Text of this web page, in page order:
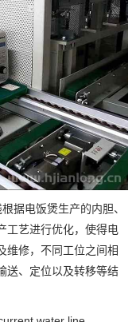
据电饭煲生产的内胆、
工艺进行优化，使得电
维修，不同工位之间相
送、定位以及转移等结